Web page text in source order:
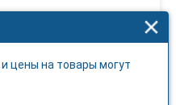
цены на товары могут